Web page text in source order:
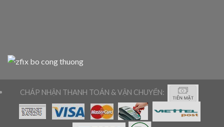
CHÁP NHẬN THANH TOÁN & VẬN CHUYỂN: